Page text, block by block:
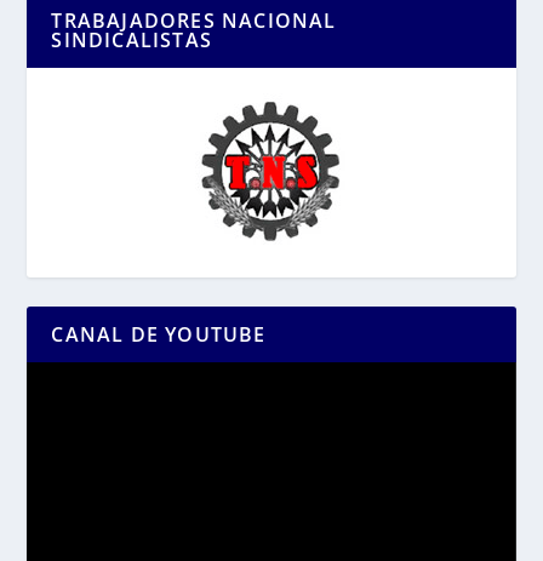
TRABAJADORES NACIONAL
SINDICALISTAS
CANAL DE YOUTUBE